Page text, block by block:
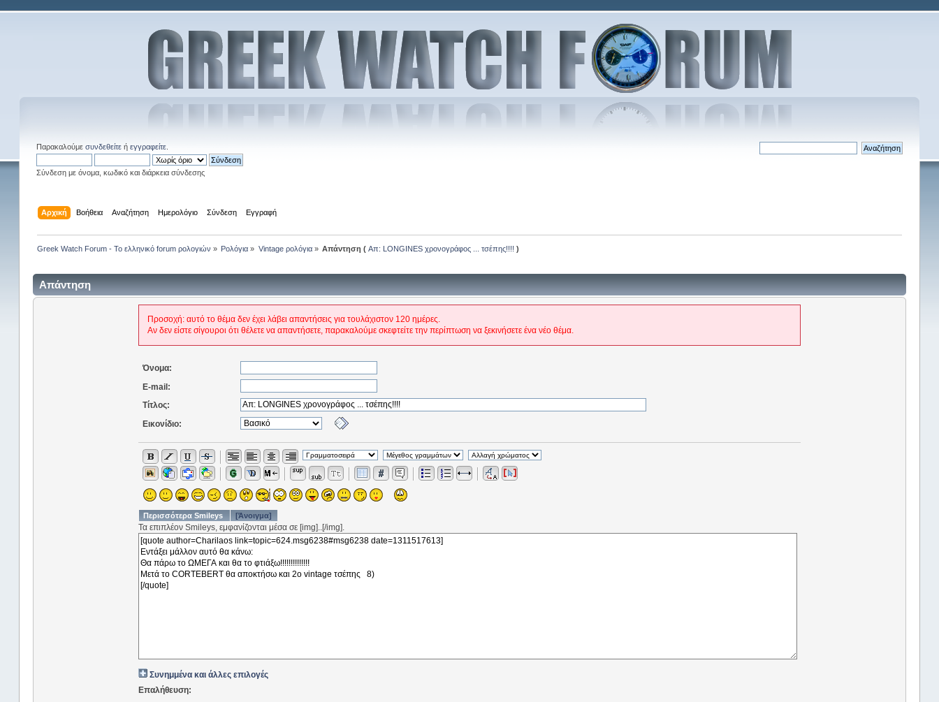
Παρακαλούμε συνδεθείτεή εγγραφείτε.
Σύνδεση με όνομα, κωδικό και διάρκεια σύνδεσης
Αρχική Βοήθεια Αναζήτηση Ημερολόγιο Σύνδεση Εγγραφή
Greek Watch Forum - Το ελληνικό forum ρολογιών » Ρολόγια » Vintage ρολόγια» Απάντηση (Απ: LONGINES χρονογράφος ... τσέπης!!!! )
Απάντηση
Προσοχή: αυτό το θέμα δεν έχει λάβει απαντήσεις για τουλάχιστον 120 ημέρες.
Αν δεν είστε σίγουροι ότι θέλετε να απαντήσετε, παρακαλούμε σκεφτείτε την περίπτωση να ξεκινήσετε ένα νέο θέμα.
Όνομα:
E-mail:
Τίτλος:
Εικονίδιο:
Περισσότερα Smileys [Άνοιγμα]
Τα επιπλέον Smileys, εμφανίζονται μέσα σε [img]..[/img].
Συνημμένα και άλλες επιλογές
Επαλήθευση: